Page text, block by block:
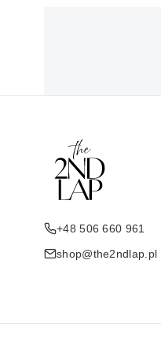
+48 506 660 961
shop@the2ndlap.pl